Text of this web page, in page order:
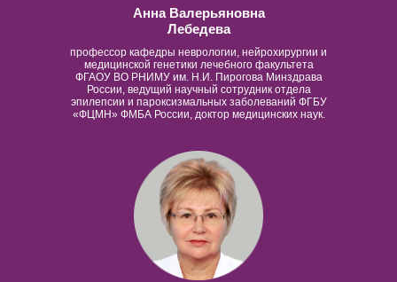
профессор кафедры неврологии, нейрохирургии и
медицинской генетики лечебного факультета
ФГАОУ ВО РНИМУ им. Н.И. Пирогова Минздрава
России, ведущий научный сотрудник отдела
эпилепсии и пароксизмальных заболеваний ФГБУ
«ФЦМН» ФМБА России, доктор медицинских наук.
Анна Валерьяновна
Лебедева